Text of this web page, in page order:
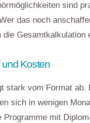
sind
das noch
die Gesamtkalkulation
und Kosten
stark vom Format ab.
sich in wenigen
Programme mit